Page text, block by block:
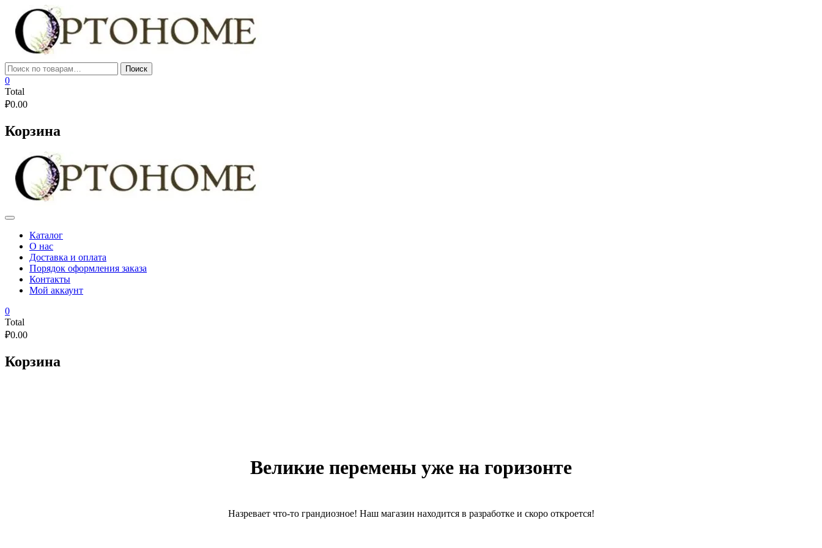
content
Искать: Поиск
0
Total
₽0.00
Корзина
Каталог
О нас
Доставка и оплата
Порядок оформления заказа
Контакты
Мой аккаунт
0
Total
₽0.00
Корзина
Великие перемены уже на горизонте
Назревает что-то грандиозное! Наш магазин находится в разработке и скоро откроется!